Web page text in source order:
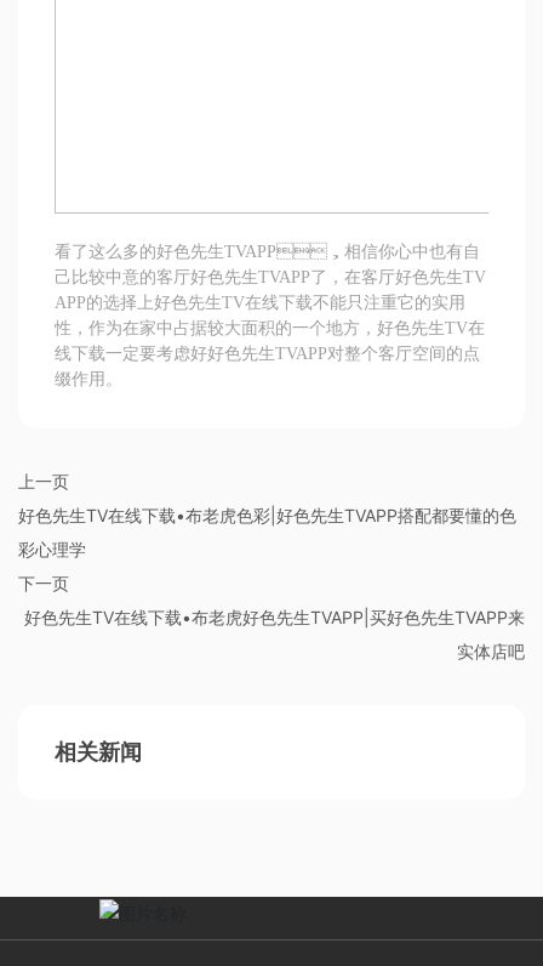
看了这么多的好色先生TVAPP，相信你心中也有自
己比较中意的客厅好色先生TVAPP了，在客厅好色先生TV
APP的选择上好色先生TV在线下载不能只注重它的实用
性，作为在家中占据较大面积的一个地方，好色先生TV在
线下载一定要考虑好好色先生TVAPP对整个客厅空间的点
缀作用。
上一页
好色先生TV在线下载•布老虎色彩|好色先生TVAPP搭配都要懂的色
彩心理学
好色先生TV在线下载•布老虎好色先生TVAPP|买好色先生TVAPP来
实体店吧
下一页
相关新闻